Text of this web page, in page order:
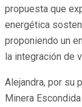
propuesta que
energética
proponiendo un
la integración de
Alejandra, por su
Minera